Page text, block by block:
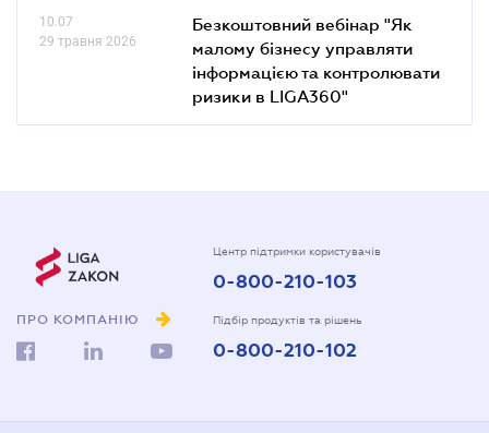
10.07
29 травня 2026
Безкоштовний вебінар "Як
малому бізнесу управляти
інформацією та контролювати
ризики в LIGA360"
ПРО КОМПАНІЮ
Центр підтримки користувачів
0-800-210-103
Підбір продуктів та рішень
0-800-210-102